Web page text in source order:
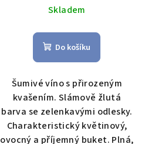
Skladem
Do košíku
Šumivé víno s přirozeným
kvašením. Slámově žlutá
barva se zelenkavými odlesky.
Charakteristický květinový,
ovocný a příjemný buket. Plná,